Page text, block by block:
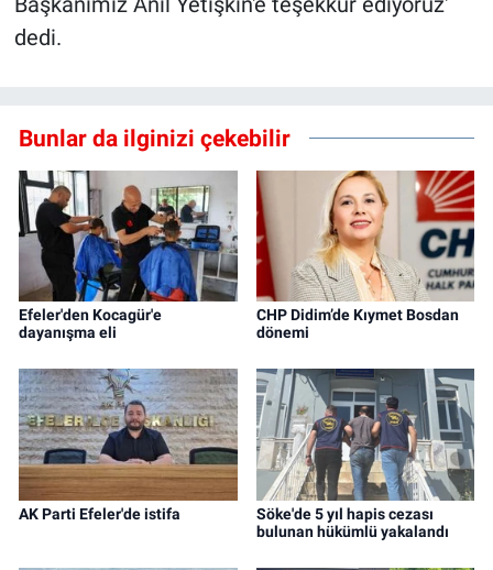
dedi.
Bunlar da ilginizi çekebilir
Efeler'den Kocagür'e
dayanışma eli
CHP Didim’de Kıymet Bosdan
dönemi
AK Parti Efeler'de istifa
Söke'de 5 yıl hapis cezası
bulunan hükümlü yakalandı